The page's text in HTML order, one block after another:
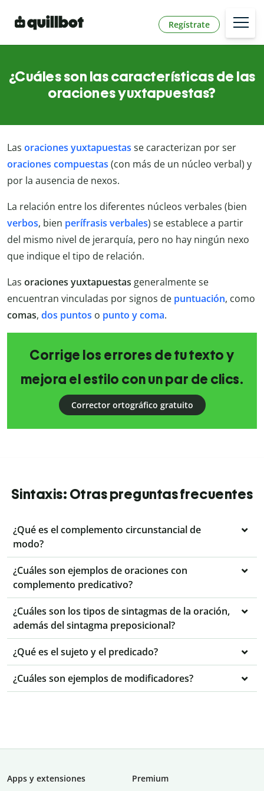
Regístrate
¿Cuáles son las características de las
oraciones yuxtapuestas?
Las oraciones yuxtapuestas se caracterizan por ser
oraciones compuestas (con más de un núcleo verbal) y
por la ausencia de nexos.
La relación entre los diferentes núcleos verbales (bien
verbos, bien perífrasis verbales) se establece a partir
del mismo nivel de jerarquía, pero no hay ningún nexo
que indique el tipo de relación.
Las oraciones yuxtapuestas generalmente se
encuentran vinculadas por signos de puntuación, como
comas, dos puntos o punto y coma.
Corrige los errores de tu texto y
mejora el estilo con un par de clics.
Corrector ortográfico gratuito
Sintaxis: Otras preguntas frecuentes
¿Qué es el complemento circunstancial de
modo?
¿Cuáles son ejemplos de oraciones con
complemento predicativo?
¿Cuáles son los tipos de sintagmas de la oración,
además del sintagma preposicional?
¿Qué es el sujeto y el predicado?
¿Cuáles son ejemplos de modificadores?
Apps y extensiones
Premium